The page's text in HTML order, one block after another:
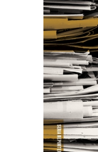
E-
Jak
z
między